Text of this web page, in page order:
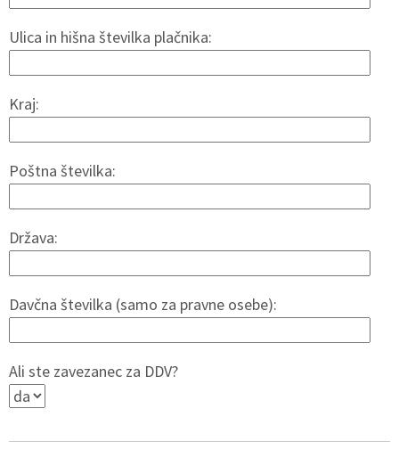
Ulica in hišna številka plačnika:
Kraj:
Poštna številka:
Država:
Davčna številka (samo za pravne osebe):
Ali ste zavezanec za DDV?